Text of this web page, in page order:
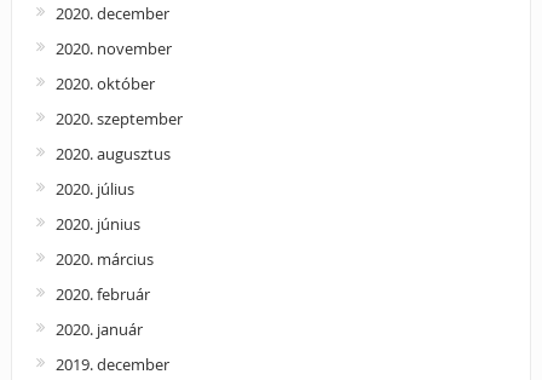
2020. december
2020. november
2020. október
2020. szeptember
2020. augusztus
2020. július
2020. június
2020. március
2020. február
2020. január
2019. december